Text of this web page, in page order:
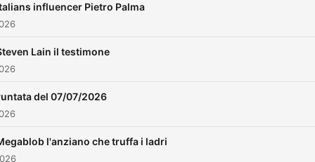
influencer Pietro Palma
Lain il testimone
del 07/07/2026
l'anziano che truffa i ladri